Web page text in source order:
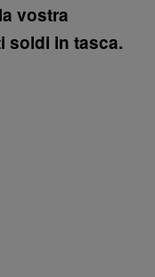
vostra
soldi in tasca.